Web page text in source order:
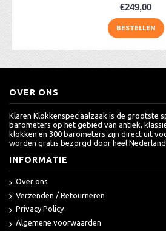
€249,00
BESTELLEN
OVER ONS
Klaren Klokkenspeciaalzaak is de grootste
barometers op het gebied van antiek,
klokken en 300 barometers zijn direct uit
worden gratis bezorgd door heel Nederland
INFORMATIE
Over ons
Verzenden / Retourneren
Privacy Policy
Algemene voorwaarden